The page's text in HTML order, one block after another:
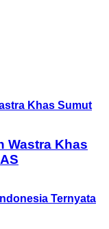
Wastra Khas